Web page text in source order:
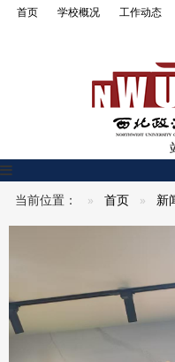
首页 学校概况 工作动态
导
当前位置： 首页 新